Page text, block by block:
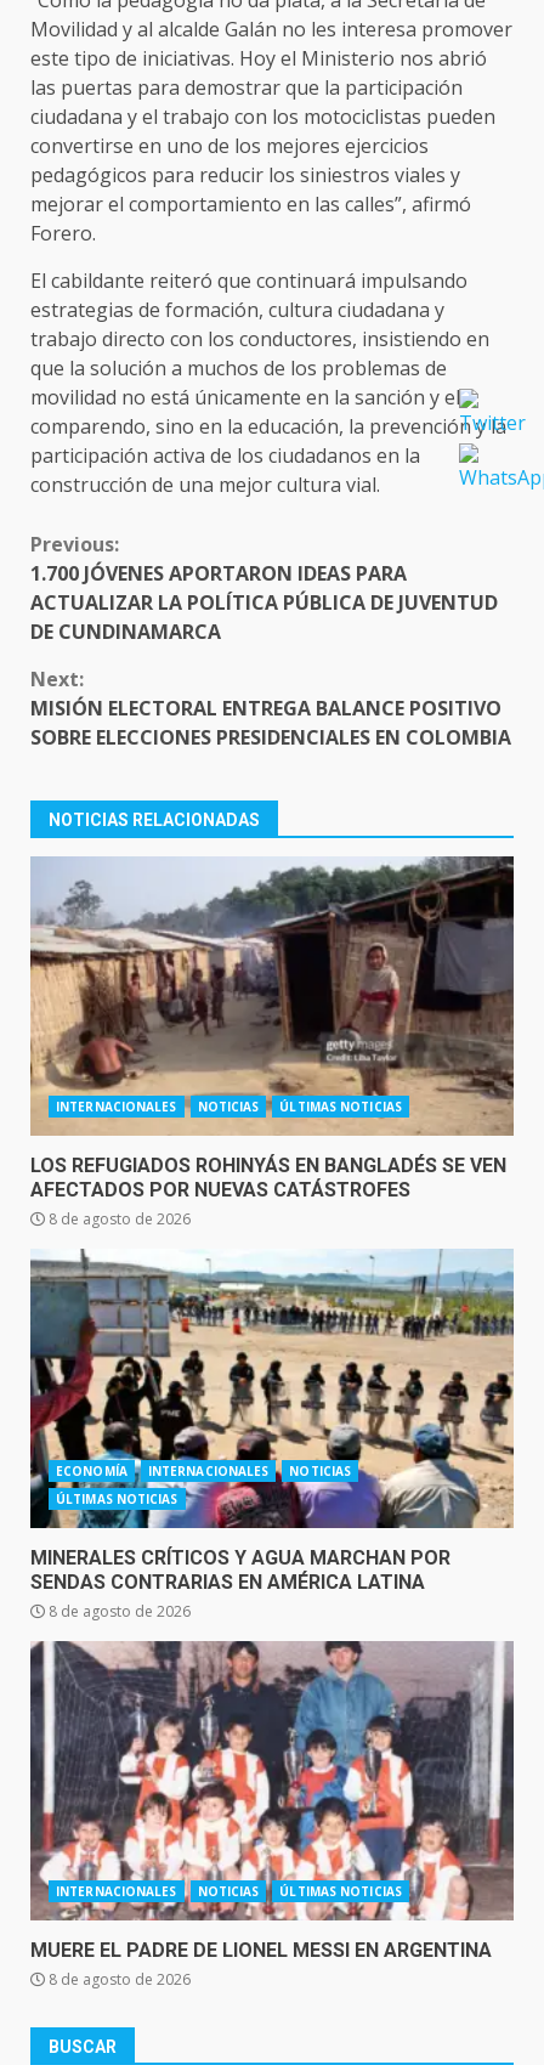
Movilidad y al alcalde Galán no les interesa promover
este tipo de iniciativas. Hoy el Ministerio nos abrió
las puertas para demostrar que la participación
ciudadana y el trabajo con los motociclistas pueden
convertirse en uno de los mejores ejercicios
pedagógicos para reducir los siniestros viales y
mejorar el comportamiento en las calles”, afirmó
Forero.
El cabildante reiteró que continuará impulsando
estrategias de formación, cultura ciudadana y
trabajo directo con los conductores, insistiendo en
que la solución a muchos de los problemas de
movilidad no está únicamente en la sanción y el
comparendo, sino en la educación, la prevención y la
participación activa de los ciudadanos en la
construcción de una mejor cultura vial.
CONTINUE
READING
Previous:
1.700 JÓVENES APORTARON IDEAS PARA
ACTUALIZAR LA POLÍTICA PÚBLICA DE JUVENTUD
DE CUNDINAMARCA
Next:
MISIÓN ELECTORAL ENTREGA BALANCE POSITIVO
SOBRE ELECCIONES PRESIDENCIALES EN COLOMBIA
NOTICIAS RELACIONADAS
INTERNACIONALES NOTICIAS ÚLTIMAS NOTICIAS
LOS REFUGIADOS ROHINYÁS EN BANGLADÉS SE VEN
AFECTADOS POR NUEVAS CATÁSTROFES
8 de agosto de 2026
ECONOMÍA INTERNACIONALES
NOTICIAS
ÚLTIMAS NOTICIAS
MINERALES CRÍTICOS Y AGUA MARCHAN POR
SENDAS CONTRARIAS EN AMÉRICA LATINA
8 de agosto de 2026
INTERNACIONALES NOTICIAS ÚLTIMAS NOTICIAS
MUERE EL PADRE DE LIONEL MESSI EN ARGENTINA
8 de agosto de 2026
BUSCAR